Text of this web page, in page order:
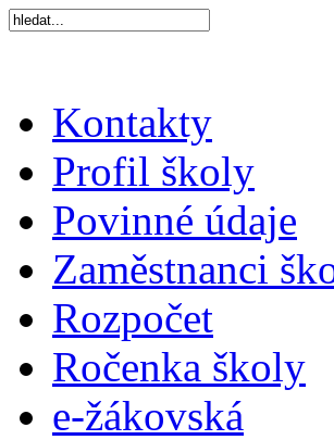
Kontakty
Profil školy
Povinné údaje
Zaměstnanci
Rozpočet
Ročenka školy
e-žákovská